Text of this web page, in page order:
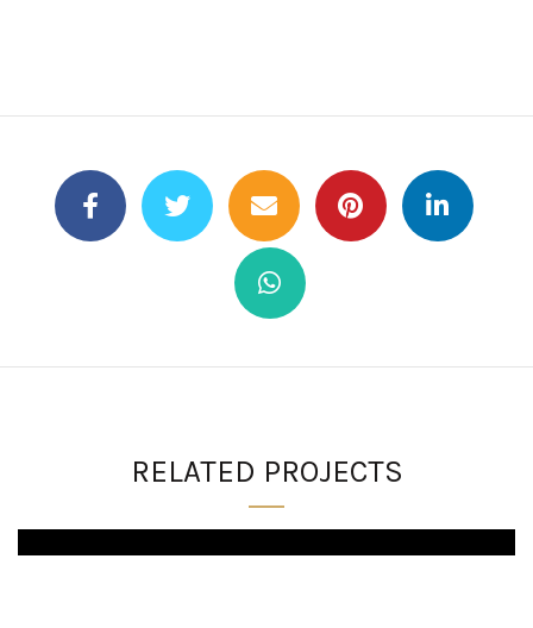
RELATED PROJECTS